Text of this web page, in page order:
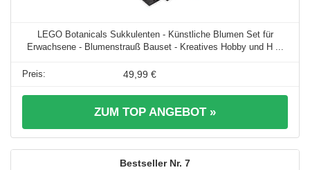
LEGO Botanicals Sukkulenten - Künstliche Blumen Set für
Erwachsene - Blumenstrauß Bauset - Kreatives Hobby und H ...
49,99 €
ZUM TOP ANGEBOT »
7